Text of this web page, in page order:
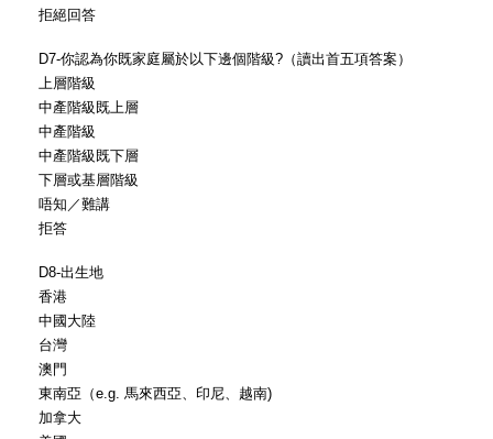
拒絕回答
D7-你認為你既家庭屬於以下邊個階級?（讀出首五項答案）
上層階級
中產階級既上層
中產階級
中產階級既下層
下層或基層階級
唔知／難講
拒答
D8-出生地
香港
中國大陸
台灣
澳門
東南亞（e.g. 馬來西亞、印尼、越南)
加拿大